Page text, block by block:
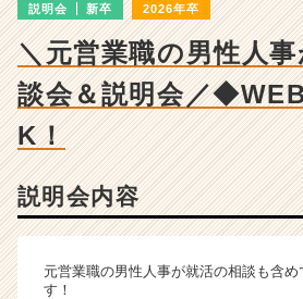
説
会
細
ャ
ー・
成
説明会 新卒 2026年卒
＼元営業職の男性人
談会＆説明会／
K！
説明会内容
元営業職の男性人事が就活の相談も含め
す！